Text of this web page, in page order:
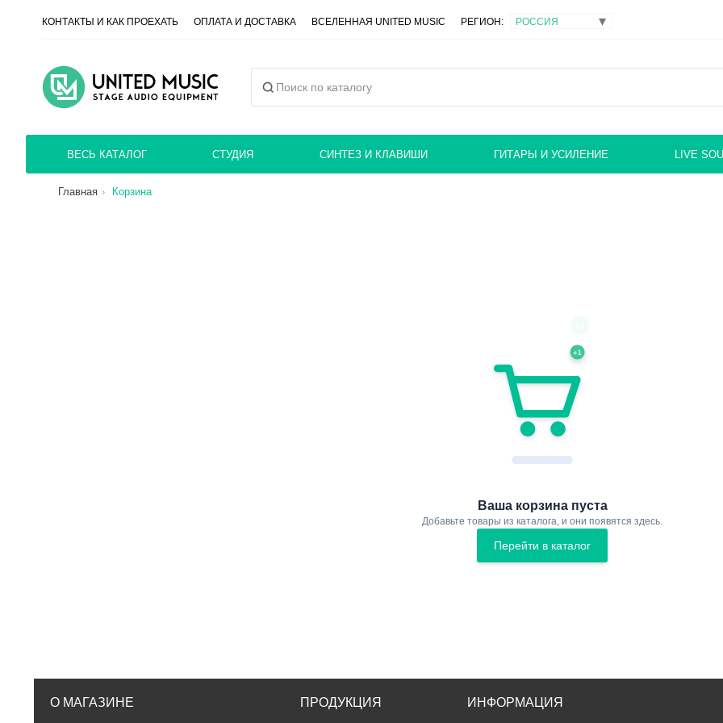
КОНТАКТЫ И КАК ПРОЕХАТЬ ОПЛАТА И ДОСТАВКА ВСЕЛЕННАЯ UNITED MUSIC РЕГИОН:
ВЕСЬ КАТАЛОГ СТУДИЯ СИНТЕЗ И КЛАВИШИ ГИТАРЫ И УСИЛЕНИЕ LIVE
Главная Корзина
+1
Ваша корзина пуста
Добавьте товары из каталога, и они появятся здесь.
Перейти в каталог
О МАГАЗИНЕ ПРОДУКЦИЯ ИНФОРМАЦИЯ